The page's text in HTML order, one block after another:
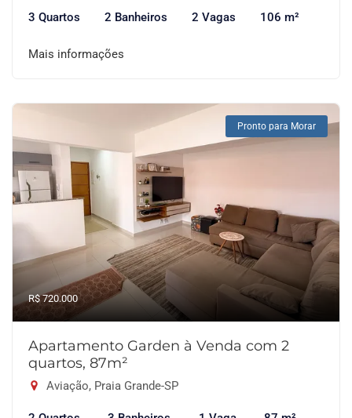
3 Quartos 2 Banheiros 2 Vagas 106 m²
Mais informações
Pronto para Morar
R$ 720.000
Apartamento Garden à Venda com 2
quartos, 87m²
Aviação, Praia Grande-SP